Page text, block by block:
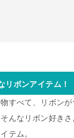
リボンアイテム！
すべて、リボン
んなリボン好きさ
テム。